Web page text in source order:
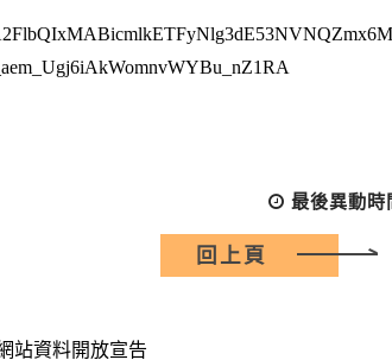
最後異動時
回上頁
站資料開放宣告